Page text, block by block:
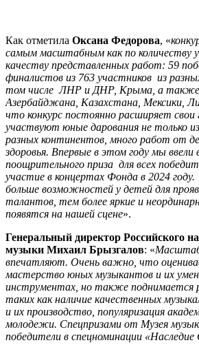
Как отметила Оксана Федорова, «
самым масштабным как по количеству
качеству представленных работ: 59
финалистов из 763 участников из
том числе ЛНР и ДНР, Крыма, а также
Азербайджана, Казахстана, Мексики,
что конкурс постоянно расширяет
участвуют юные дарования не только
разных континентов, много работ от
здоровья. Впервые в этом году мы ввели
поощрительного приза для всех
участие в концертах Фонда в 2024
больше возможностей у детей для
талантов, тем более яркие и
появятся на нашей сцене».
Генеральный директор Российского
музыки Михаил Брызгалов: «
впечатляют. Очень важно, что
мастерство юных музыкантов и их
инструментах, но также поднимается
таких как наличие качественных
и их производство, популяризация
молодежи. Спецпризами от Музея
победители в спецноминации